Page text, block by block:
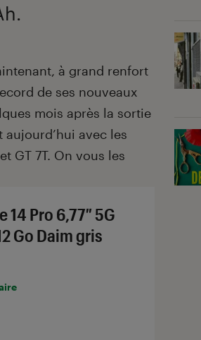
à grand renfort
de ses nouveaux
mois après la sortie
aujourd’hui avec les
GT 7T. On vous les
Pro 6,77″ 5G
Go Daim gris